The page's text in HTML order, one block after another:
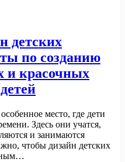
детских
по созданию
и красочных
место, где дети
Здесь они учатся,
и занимаются
чтобы дизайн детских